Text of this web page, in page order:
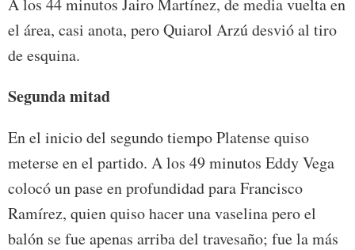
el área, casi anota, pero Quiarol Arzú desvió al tiro
de esquina.
Segunda mitad
En el inicio del segundo tiempo Platense quiso
meterse en el partido. A los 49 minutos Eddy Vega
colocó un pase en profundidad para Francisco
Ramírez, quien quiso hacer una vaselina pero el
balón se fue apenas arriba del travesaño; fue la más